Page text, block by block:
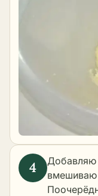
вмешиваю